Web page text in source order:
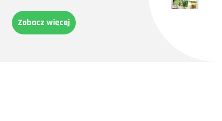
Zobacz więcej